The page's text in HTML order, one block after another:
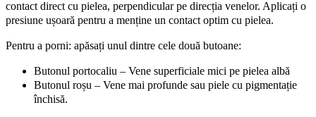
contact direct cu pielea, perpendicular pe direcția venelor. Aplicați o
presiune ușoară pentru a menține un contact optim cu pielea.
Pentru a porni: apăsați unul dintre cele două butoane:
Butonul portocaliu – Vene superficiale mici pe pielea albă
Butonul roșu – Vene mai profunde sau piele cu pigmentație
închisă.